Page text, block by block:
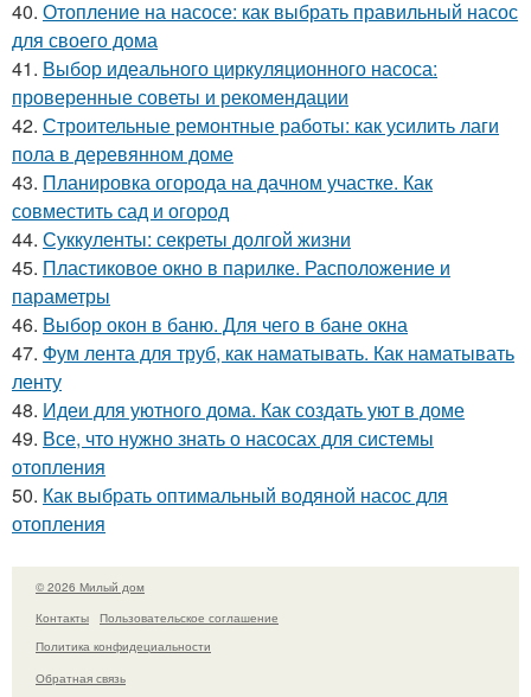
40. Отопление на насосе: как выбрать правильный насос
для своего дома
41. Выбор идеального циркуляционного насоса:
проверенные советы и рекомендации
42. Строительные ремонтные работы: как усилить лаги
пола в деревянном доме
43. Планировка огорода на дачном участке. Как
совместить сад и огород
44. Суккуленты: секреты долгой жизни
45. Пластиковое окно в парилке. Расположение и
параметры
46. Выбор окон в баню. Для чего в бане окна
47. Фум лента для труб, как наматывать. Как наматывать
ленту
48. Идеи для уютного дома. Как создать уют в доме
49. Все, что нужно знать о насосах для системы
отопления
50. Как выбрать оптимальный водяной насос для
отопления
© 2026 Милый дом
Контакты
Пользовательское соглашение
Политика конфидециальности
Обратная связь